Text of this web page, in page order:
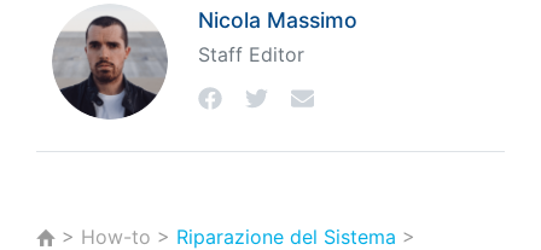
Nicola Massimo
Staff Editor
> How-to > Riparazione del Sistema >